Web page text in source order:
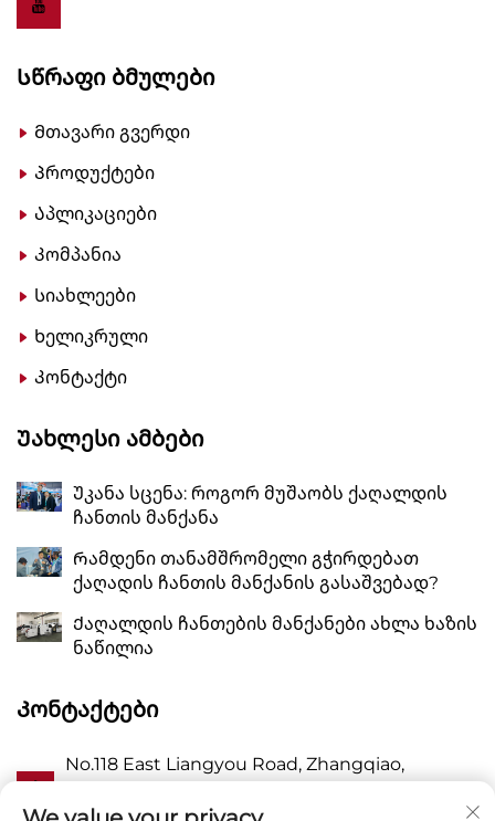
Სწრაფი Ბმულები
Მთავარი გვერდი
Პროდუქტები
Აპლიკაციები
Კომპანია
Სიახლეები
Ხელიკრული
Კონტაქტი
Უახლესი Ამბები
Უკანა სცენა: როგორ მუშაობს ქაღალდის
ჩანთის მანქანა
Რამდენი თანამშრომელი გჭირდებათ
ქაღადის ჩანთის მანქანის გასაშვებად?
Ქაღალდის ჩანთების მანქანები ახლა ხაზის
ნაწილია
Კონტაქტები
Ა
No.118 East Liangyou Road, Zhangqiao,
Wanquan Town, Pingyang, Wenzhou City,
Zhejiang P.R. China 325409